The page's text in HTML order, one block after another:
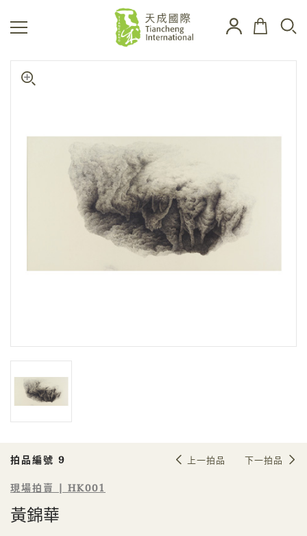
現場拍賣 | HK001
拍品編號 9 上一拍品 下一拍品
黃錦華